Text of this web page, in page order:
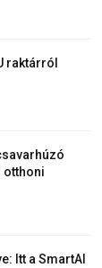
raktárról
otthoni
Itt a SmartAI